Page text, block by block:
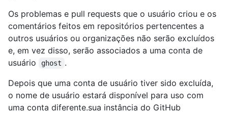
Os problemas e pull requests que o usuário criou e os
comentários feitos em repositórios pertencentes a
outros usuários ou organizações não serão excluídos
e, em vez disso, serão associados a uma conta de
usuário
ghost .
Depois que uma conta de usuário tiver sido excluída,
o nome de usuário estará disponível para uso com
uma conta diferente.sua instância do GitHub